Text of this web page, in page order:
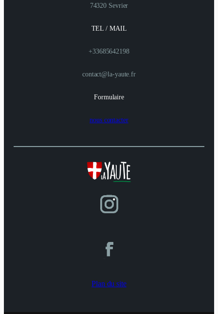
74320 Sevrier
TEL / MAIL
+33685642198
contact@la-yaute.fr
Formulaire
nous contacter
Plan du site